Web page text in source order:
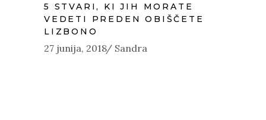
5 STVARI, KI JIH MORATE
VEDETI PREDEN OBIŠČETE
LIZBONO
27 junija, 2018 Sandra